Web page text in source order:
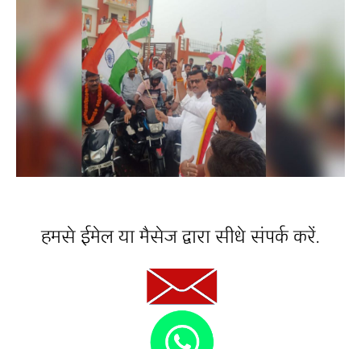
हमसे ईमेल या मैसेज द्वारा सीधे संपर्क करें.